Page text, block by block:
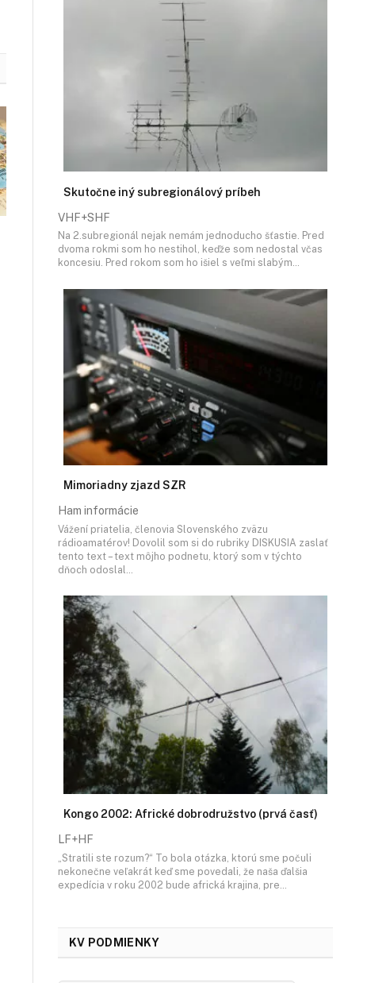
Skutočne iný subregionálový príbeh
VHF+SHF
Na 2.subregionál nejak nemám jednoducho šťastie. Pred
dvoma rokmi som ho nestihol, keďže som nedostal včas
koncesiu. Pred rokom som ho išiel s veľmi slabým…
Mimoriadny zjazd SZR
Ham informácie
Vážení priatelia, členovia Slovenského zväzu
rádioamatérov! Dovolil som si do rubriky DISKUSIA zaslať
tento text – text môjho podnetu, ktorý som v týchto
dňoch odoslal…
Kongo 2002: Africké dobrodružstvo (prvá časť)
LF+HF
„Stratili ste rozum?“ To bola otázka, ktorú sme počuli
nekonečne veľakrát keď sme povedali, že naša ďalšia
expedícia v roku 2002 bude africká krajina, pre…
KV PODMIENKY